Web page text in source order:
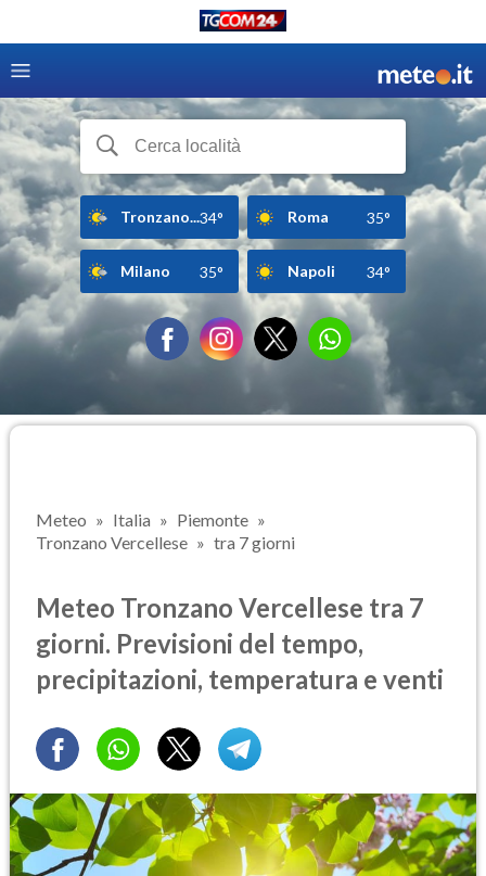
Tronzano...34° Roma 35°
Milano 35° Napoli 34°
Meteo Italia
Piemonte
Tronzano Vercellese
tra 7 giorni
Meteo Tronzano Vercellese tra 7
giorni. Previsioni del tempo,
precipitazioni, temperatura e venti